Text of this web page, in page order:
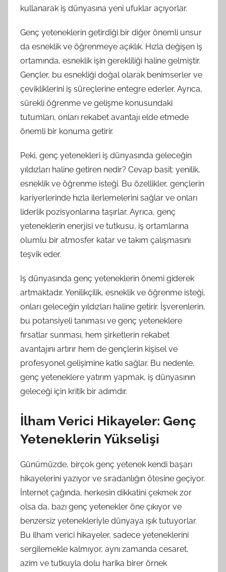
kullanarak iş dünyasına yeni ufuklar açıyorlar.
Genç yeteneklerin getirdiği bir diğer önemli unsur
da esneklik ve öğrenmeye açıklık. Hızla değişen iş
ortamında, esneklik işin gerekliliği haline gelmiştir.
Gençler, bu esnekliği doğal olarak benimserler ve
çevikliklerini iş süreçlerine entegre ederler. Ayrıca,
sürekli öğrenme ve gelişme konusundaki
tutumları, onları rekabet avantajı elde etmede
önemli bir konuma getirir.
Peki, genç yetenekleri iş dünyasında geleceğin
yıldızları haline getiren nedir? Cevap basit: yenilik,
esneklik ve öğrenme isteği. Bu özellikler, gençlerin
kariyerlerinde hızla ilerlemelerini sağlar ve onları
liderlik pozisyonlarına taşırlar. Ayrıca, genç
yeteneklerin enerjisi ve tutkusu, iş ortamlarına
olumlu bir atmosfer katar ve takım çalışmasını
teşvik eder.
Iş dünyasında genç yeteneklerin önemi giderek
artmaktadır. Yenilikçilik, esneklik ve öğrenme isteği,
onları geleceğin yıldızları haline getirir. İşverenlerin,
bu potansiyeli tanıması ve genç yeteneklere
fırsatlar sunması, hem şirketlerin rekabet
avantajını artırır hem de gençlerin kişisel ve
profesyonel gelişimine katkı sağlar. Bu nedenle,
genç yeteneklere yatırım yapmak, iş dünyasının
geleceği için kritik bir adımdır.
İlham Verici Hikayeler: Genç
Yeteneklerin Yükselişi
Günümüzde, birçok genç yetenek kendi başarı
hikayelerini yazıyor ve sıradanlığın ötesine geçiyor.
İnternet çağında, herkesin dikkatini çekmek zor
olsa da, bazı genç yetenekler öne çıkıyor ve
benzersiz yetenekleriyle dünyaya ışık tutuyorlar.
Bu ilham verici hikayeler, sadece yeteneklerini
sergilemekle kalmıyor, aynı zamanda cesaret,
azim ve tutkuyla dolu harika birer örnek